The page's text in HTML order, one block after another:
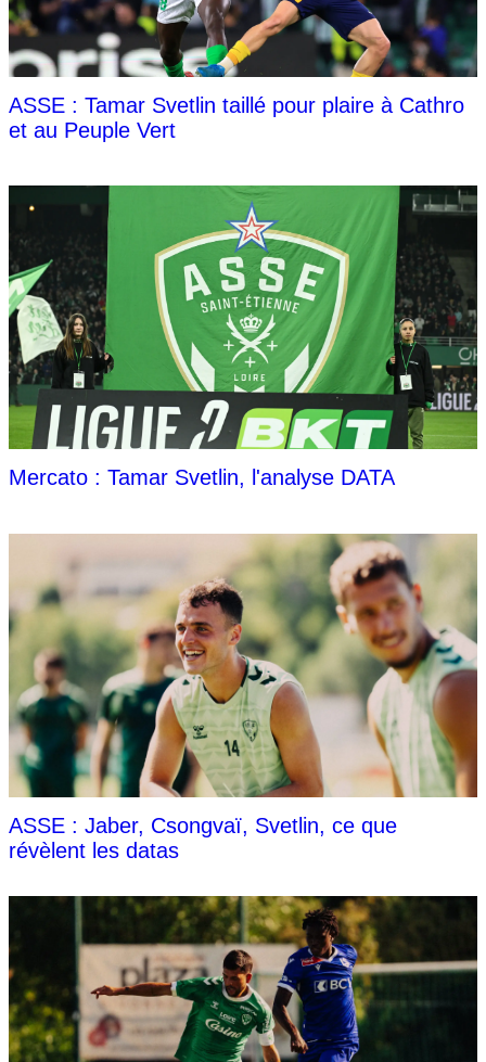
ASSE : Tamar Svetlin taillé pour plaire à Cathro
et au Peuple Vert
Mercato : Tamar Svetlin, l'analyse DATA
ASSE : Jaber, Csongvaï, Svetlin, ce que
révèlent les datas